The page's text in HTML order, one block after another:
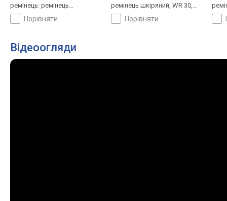
ремінець: ремінець
шкіряний, WR 30, Швейцарія
порівняти
ремінець шкіряний, WR 30,
Швейцаріяпорівняти
Відеоогляди